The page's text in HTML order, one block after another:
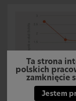
Ta strona
polskich
zamknięcie
Jestem